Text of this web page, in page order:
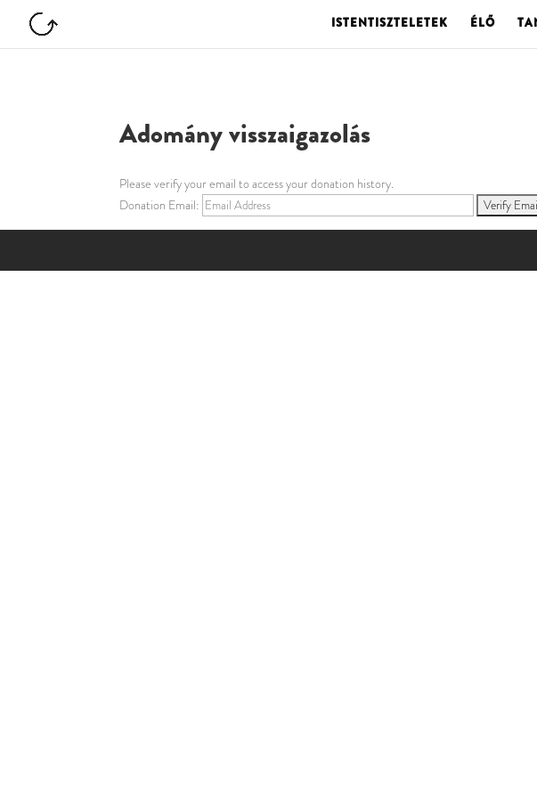
ISTENTISZTELETEK ÉLŐ
Adomány visszaigazolás
Please verify your email to access your donation history.
Donation Email: